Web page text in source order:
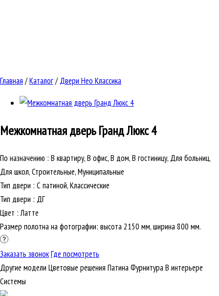
Главная /Каталог/Двери Нео Классика
Межкомнатная дверь Гранд Люкс 4
По назначению : В квартиру, В офис, В дом, В гостиницу, Для больниц,
Для школ, Строительные, Муниципальные
Тип двери : С патиной, Классические
Тип двери : ДГ
Цвет :Латте
Размер полотна на фотографии: высота 2150 мм, ширина 800 мм.
Заказать звонокГде посмотреть
Другие модели Цветовые решения ПатинаФурнитураВ интерьере
Cистемы